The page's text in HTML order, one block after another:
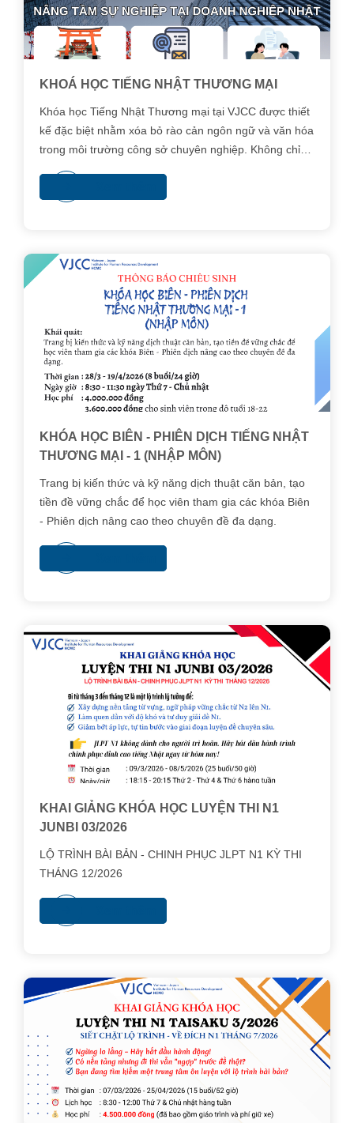
KHOÁ HỌC TIẾNG NHẬT THƯƠNG MẠI
Khóa học Tiếng Nhật Thương mại tại VJCC được thiết
kế đặc biệt nhằm xóa bỏ rào cản ngôn ngữ và văn hóa
trong môi trường công sở chuyên nghiệp. Không chỉ
dừng lại ở việc dạy từ vựng, khóa học tập trung vào
Nhật, giúp học viên tự tin giao tiếp và xây dựng uy tín
KHÓA HỌC BIÊN - PHIÊN DỊCH TIẾNG NHẬT
THƯƠNG MẠI - 1 (NHẬP MÔN)
Trang bị kiến thức và kỹ năng dịch thuật căn bản, tạo
tiền đề vững chắc để học viên tham gia các khóa Biên
- Phiên dịch nâng cao theo chuyên đề đa dạng.
KHAI GIẢNG KHÓA HỌC LUYỆN THI N1
JUNBI 03/2026
LỘ TRÌNH BÀI BẢN - CHINH PHỤC JLPT N1 KỲ THI
THÁNG 12/2026